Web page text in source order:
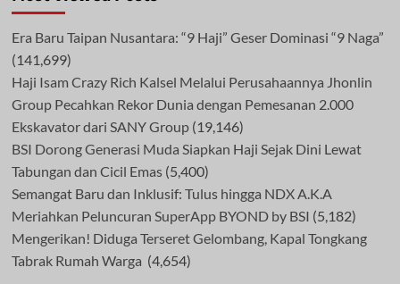
Era Baru Taipan Nusantara: “9 Haji” Geser Dominasi “9 Naga”
(141,699)
Haji Isam Crazy Rich Kalsel Melalui Perusahaannya Jhonlin
Group Pecahkan Rekor Dunia dengan Pemesanan 2.000
Ekskavator dari SANY Group (19,146)
BSI Dorong Generasi Muda Siapkan Haji Sejak Dini Lewat
Tabungan dan Cicil Emas (5,400)
Semangat Baru dan Inklusif: Tulus hingga NDX A.K.A
Meriahkan Peluncuran SuperApp BYOND by BSI (5,182)
Mengerikan! Diduga Terseret Gelombang, Kapal Tongkang
Tabrak Rumah Warga (4,654)